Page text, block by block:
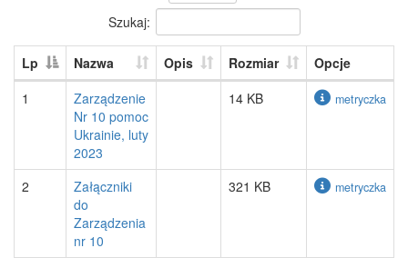
Szukaj:
Lp Nazwa Opis Rozmiar
Opcje
1
Zarządzenie
Nr 10 pomoc
Ukrainie, luty
2023
14 KB metryczka
2
Załączniki
do
Zarządzenia
nr 10
321 KB metryczka